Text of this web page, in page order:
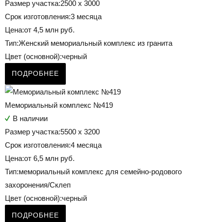
Размер участка:2500 х 3000
Срок изготовления:3 месяца
Цена:от 4,5 млн руб.
Тип:Женский мемориальный комплекс из гранита
Цвет (основной):черный
ПОДРОБНЕЕ
Мемориальный комплекс №419
В наличии
Размер участка:5500 х 3200
Срок изготовления:4 месяца
Цена:от 6,5 млн руб.
Тип:мемориальный комплекс для семейно-родового
захоронения/Склеп
Цвет (основной):черный
ПОДРОБНЕЕ